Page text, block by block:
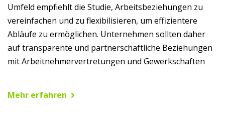
Umfeld empfiehlt die Studie, Arbeitsbeziehungen zu
vereinfachen und zu flexibilisieren, um effizientere
Abläufe zu ermöglichen. Unternehmen sollten daher
auf transparente und partnerschaftliche Beziehungen
mit Arbeitnehmervertretungen und Gewerkschaften
Mehr erfahren